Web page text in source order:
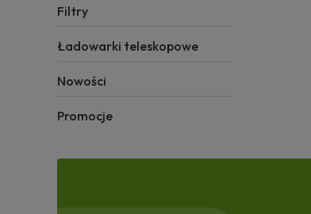
Filtry
Ładowarki teleskopowe
Nowości
Promocje